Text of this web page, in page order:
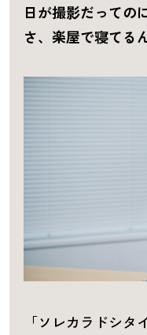
日が撮影だっての
さ、楽屋で寝てる
「ソレカラドシ